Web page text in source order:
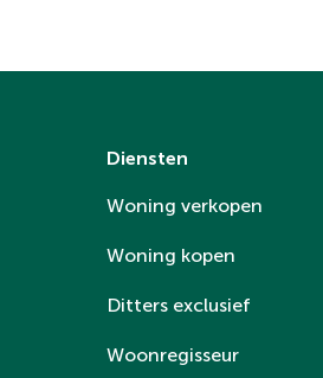
Diensten
Woning verkopen
Woning kopen
Ditters exclusief
Woonregisseur